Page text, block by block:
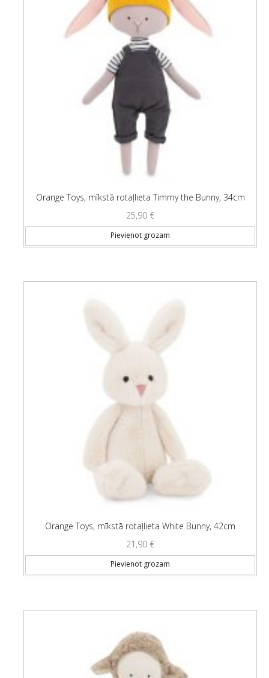
Orange Toys, mīkstā rotaļlieta Timmy the Bunny, 34cm
25,90 €
Pievienot grozam
Orange Toys, mīkstā rotaļlieta White Bunny, 42cm
21,90 €
Pievienot grozam